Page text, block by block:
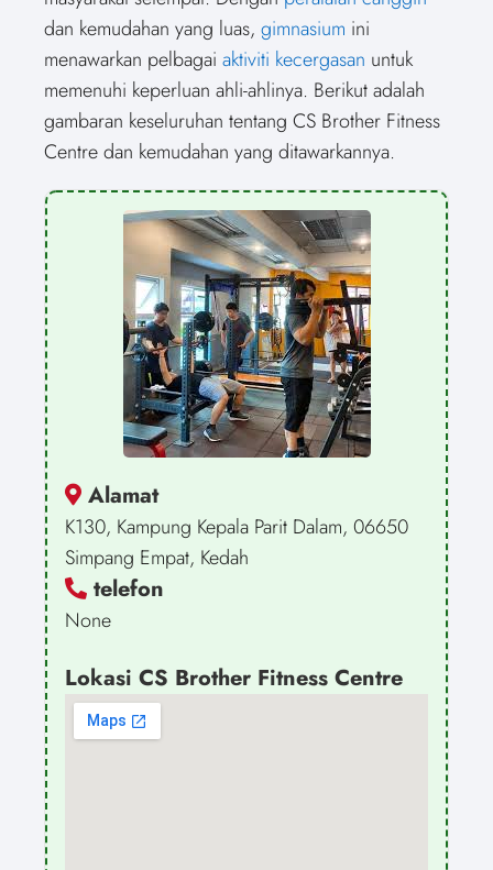
)
dan kemudahan yang luas, gimnasium ini
menawarkan pelbagai aktiviti kecergasan untuk
memenuhi keperluan ahli-ahlinya. Berikut adalah
gambaran keseluruhan tentang CS Brother Fitness
Centre dan kemudahan yang ditawarkannya.
Alamat
K130, Kampung Kepala Parit Dalam, 06650
Simpang Empat, Kedah
telefon
None
Lokasi CS Brother Fitness Centre